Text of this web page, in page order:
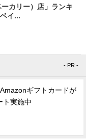
ーカリー）店」ランキ
イ...
- PR -
ギフトカードが
ト実施中